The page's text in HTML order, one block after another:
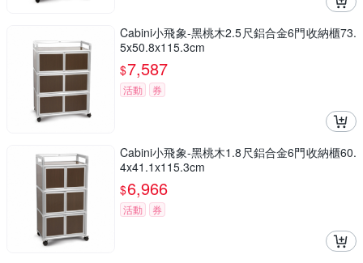
Cabini小飛象-黑桃木2.5尺鋁合金6門收納櫃73.
5x50.8x115.3cm
$7,587
活動 券
Cabini小飛象-黑桃木1.8尺鋁合金6門收納櫃60.
4x41.1x115.3cm
$6,966
活動 券